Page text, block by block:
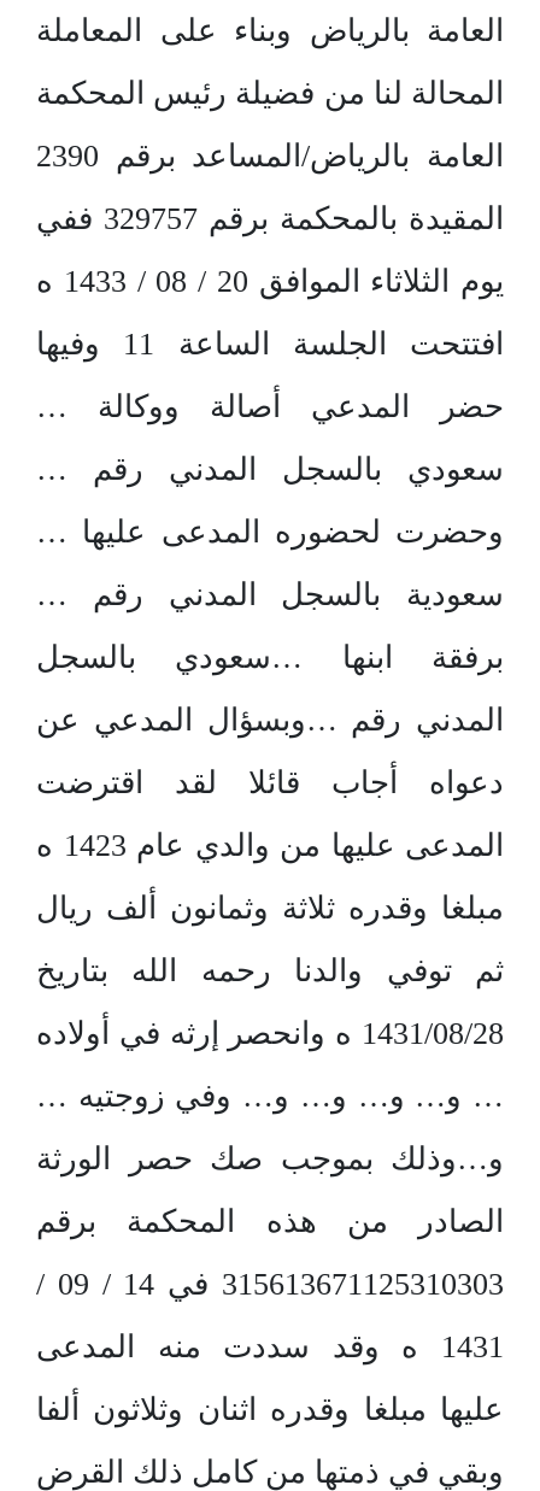
العامة بالرياض وبناء على المعاملة
المحالة لنا من فضيلة رئيس المحكمة
العامة بالرياض/المساعد برقم 2390
المقيدة بالمحكمة برقم 329757 ففي
يوم الثلاثاء الموافق 20 / 08 / 1433 ه
افتتحت الجلسة الساعة 11 وفيها
حضر المدعي أصالة ووكالة …
سعودي بالسجل المدني رقم …
وحضرت لحضوره المدعى عليها …
سعودية بالسجل المدني رقم …
برفقة ابنها …سعودي بالسجل
المدني رقم …وبسؤال المدعي عن
دعواه أجاب قائلا لقد اقترضت
المدعى عليها من والدي عام 1423 ه
مبلغا وقدره ثلاثة وثمانون ألف ريال
ثم توفي والدنا رحمه الله بتاريخ
1431/08/28 ه وانحصر إرثه في أولاده
… و… و… و… و… وفي زوجتيه …
و…وذلك بموجب صك حصر الورثة
الصادر من هذه المحكمة برقم
315613671125310303 في 14 / 09 /
1431 ه وقد سددت منه المدعى
عليها مبلغا وقدره اثنان وثلاثون ألفا
وبقي في ذمتها من كامل ذلك القرض